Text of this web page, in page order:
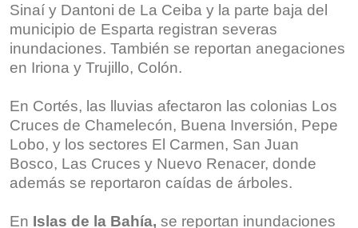
Sinaí y Dantoni de La Ceiba y la parte baja del
municipio de Esparta registran severas
inundaciones. También se reportan anegaciones
en Iriona y Trujillo, Colón.
En Cortés, las lluvias afectaron las colonias Los
Cruces de Chamelecón, Buena Inversión, Pepe
Lobo, y los sectores El Carmen, San Juan
Bosco, Las Cruces y Nuevo Renacer, donde
además se reportaron caídas de árboles.
En Islas de la Bahía, se reportan inundaciones